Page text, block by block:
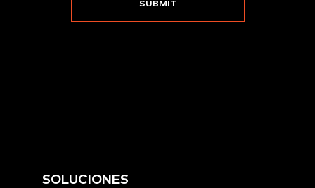
SOLUCIONES